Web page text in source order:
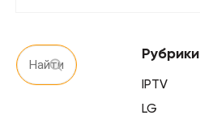
Рубрики
IPTV
LG